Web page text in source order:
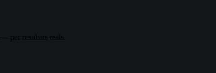
per resultats reals.